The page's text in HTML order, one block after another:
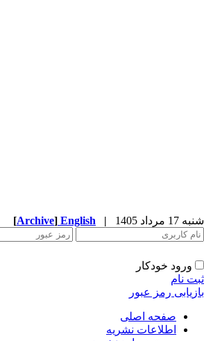
شنبه 17 مرداد 1405 |
English
[Archive]
ورود خودکار
ثبت نام
بازیابی رمز عبور
صفحه اصلی
اطلاعات نشریه